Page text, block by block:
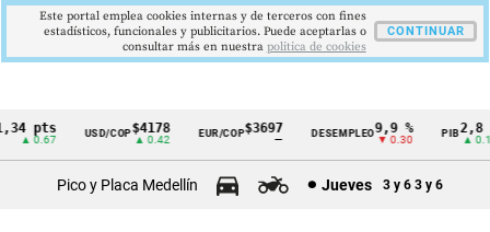
Cintillo
pts
▲ 0.67
USD/COP$4178
▲ 0.42
EUR/COP$3697 DESEMPLEO 9,9 %
▼ 0.30
PIB2,8 %
▲ 0.10
Pico y Placa Medellín Jueves 3 y 6 3 y 6
Este portal emplea cookies internas y de terceros con fines
estadísticos, funcionales y publicitarios. Puede aceptarlas o
consultar más en nuestra politica de cookies
CONTINUAR